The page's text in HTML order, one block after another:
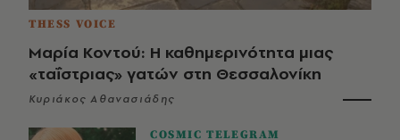
THESS VOICE
Μαρία Κοντού: Η καθημερινότητα μιας
«ταΐστριας» γατών στη Θεσσαλονίκη
Κυριάκος Αθανασιάδης
COSMIC TELEGRAM